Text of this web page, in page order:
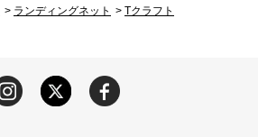
> ランディングネット > Tクラフト